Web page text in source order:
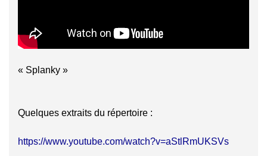
« Splanky »
Quelques extraits du répertoire :
https://www.youtube.com/watch?v=aStlRmUKSVs